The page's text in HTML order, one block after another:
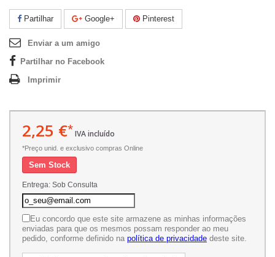
Partilhar Google+ Pinterest
Enviar a um amigo
Partilhar no Facebook
Imprimir
2,25 €*IVA incluído
*Preço unid. e exclusivo compras Online
Sem Stock
Entrega: Sob Consulta
Eu concordo que este site armazene as minhas informações
enviadas para que os mesmos possam responder ao meu
pedido, conforme definido na política de privacidade deste site.